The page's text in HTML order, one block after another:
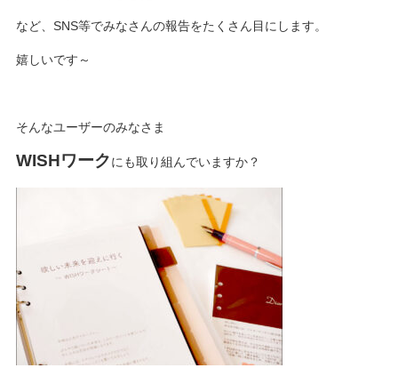
など、SNS等でみなさんの報告をたくさん目にします。
嬉しいです～
そんなユーザーのみなさま
WISHワークにも取り組んでいますか？